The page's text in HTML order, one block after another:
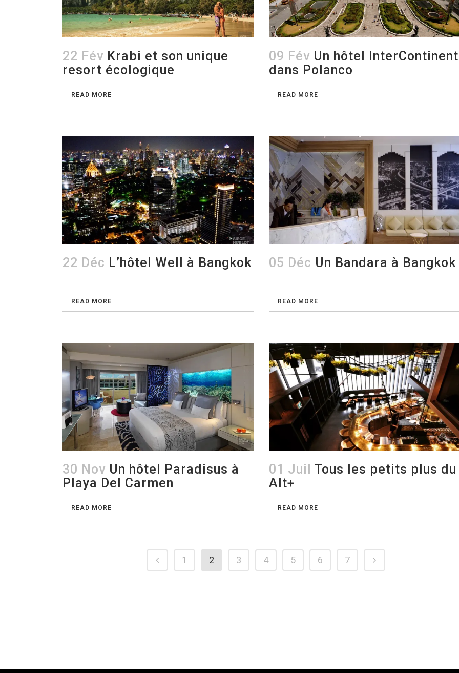
22 Fév Krabi et son unique
resort écologique
READ MORE
09 Fév Un hôtel
dans Polanco
READ MORE
22 Déc L’hôtel Well à Bangkok
READ MORE
05 Déc Un Bandara à Bangkok
READ MORE
30 Nov Un hôtel Paradisus à
Playa Del Carmen
READ MORE
01 Juil Tous les petits plus du
Alt+
READ MORE
1 2 3 4 5 6 7